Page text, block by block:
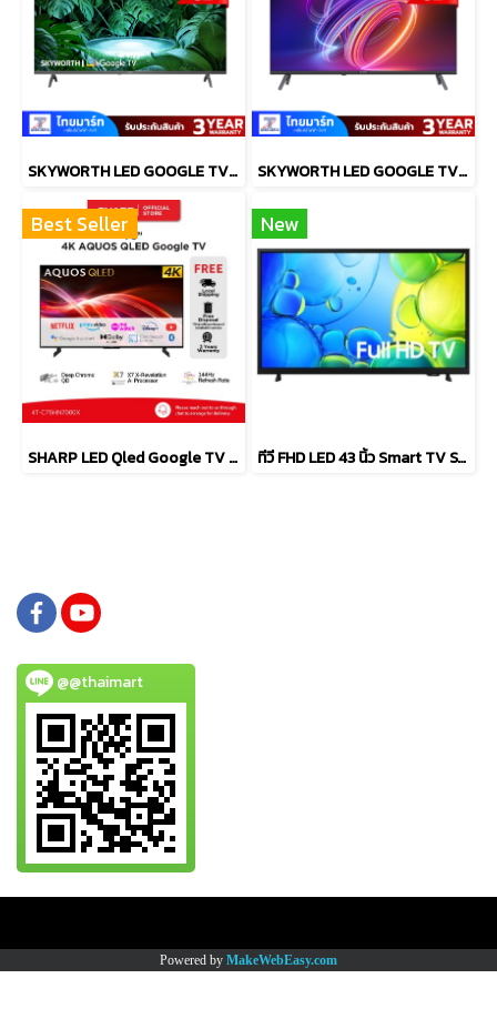
SKYWORTH LED GOOGLE TV 32 นิว รุ่น 32E6800G SKYWORTH LED GOOGLE TV 32 นิว รุ่น 32E6900G
Best Seller
SHARP LED Qled Google TV 4KTV รุ่น 4T-C75HN7000X
New
ทีวี FHD LED 43 นิ้ว Smart TV SAMSUNG รุ่น UA43F6000FKXXT
@@thaimart
Powered by MakeWebEasy.com